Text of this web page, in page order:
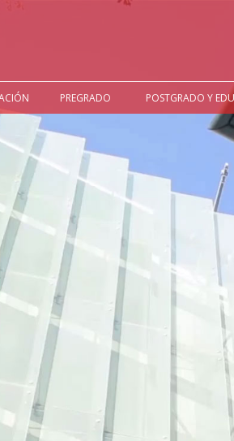
PREGRADO POSTGRADO Y